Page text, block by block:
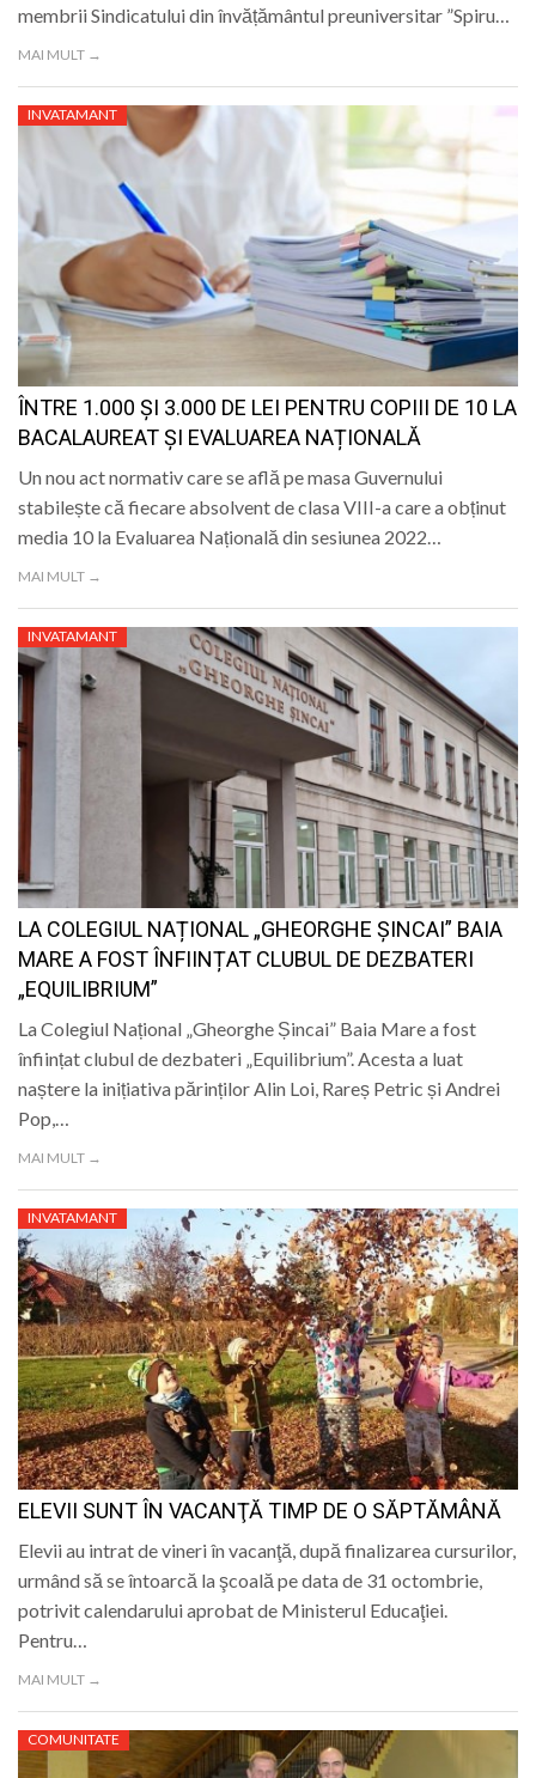
membrii Sindicatului din învățământul preuniversitar ”Spiru…
MAI MULT →
INVATAMANT
ÎNTRE 1.000 ȘI 3.000 DE LEI PENTRU COPIII DE 10 LA
BACALAUREAT ȘI EVALUAREA NAȚIONALĂ
Un nou act normativ care se află pe masa Guvernului
stabilește că fiecare absolvent de clasa VIII-a care a obținut
media 10 la Evaluarea Națională din sesiunea 2022…
MAI MULT →
INVATAMANT
LA COLEGIUL NAȚIONAL „GHEORGHE ȘINCAI” BAIA
MARE A FOST ÎNFIINȚAT CLUBUL DE DEZBATERI
„EQUILIBRIUM”
La Colegiul Național „Gheorghe Șincai” Baia Mare a fost
înființat clubul de dezbateri „Equilibrium”. Acesta a luat
naștere la inițiativa părinților Alin Loi, Rareș Petric și Andrei
Pop,…
MAI MULT →
INVATAMANT
ELEVII SUNT ÎN VACANŢĂ TIMP DE O SĂPTĂMÂNĂ
Elevii au intrat de vineri în vacanţă, după finalizarea cursurilor,
urmând să se întoarcă la şcoală pe data de 31 octombrie,
potrivit calendarului aprobat de Ministerul Educaţiei.
Pentru…
MAI MULT →
COMUNITATE